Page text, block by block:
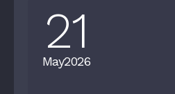
21
May2026